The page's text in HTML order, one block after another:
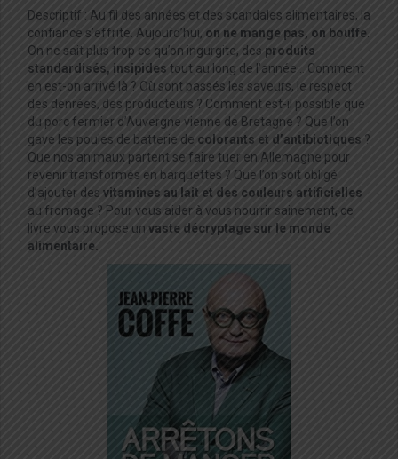
Descriptif : Au fil des années et des scandales alimentaires, la
confiance s’effrite. Aujourd’hui, on ne mange pas, on bouffe
On ne sait plus trop ce qu’on ingurgite, des produits
standardisés, insipides tout au long de l’année… Comment
en est-on arrivé là ? Où sont passés les saveurs, le respect
des denrées, des producteurs ? Comment est-il possible que
du porc fermier d’Auvergne vienne de Bretagne ? Que l’on
gave les poules de batterie de colorants et d’antibiotiques ?
Que nos animaux partent se faire tuer en Allemagne pour
revenir transformés en barquettes ? Que l’on soit obligé
d’ajouter des vitamines au lait et des couleurs artificielles
au fromage ? Pour vous aider à vous nourrir sainement, ce
livre vous propose un vaste décryptage sur le monde
alimentaire.